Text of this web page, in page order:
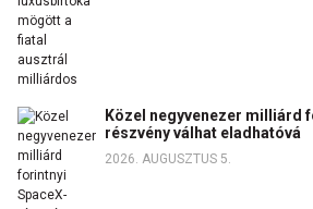
Közel negyvenezer milliárd
részvény válhat eladhatóvá
2026. AUGUSZTUS 5.